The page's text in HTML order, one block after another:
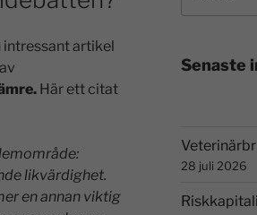
artikel
Här ett citat
likvärdighet.
en annan viktig
Senaste
28 juli 2026